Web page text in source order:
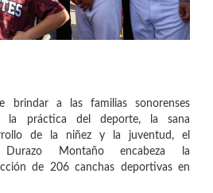
brindar a las familias sonorenses
la práctica del deporte, la sana
de la niñez y la juventud, el
Durazo Montaño encabeza la
de 206 canchas deportivas en